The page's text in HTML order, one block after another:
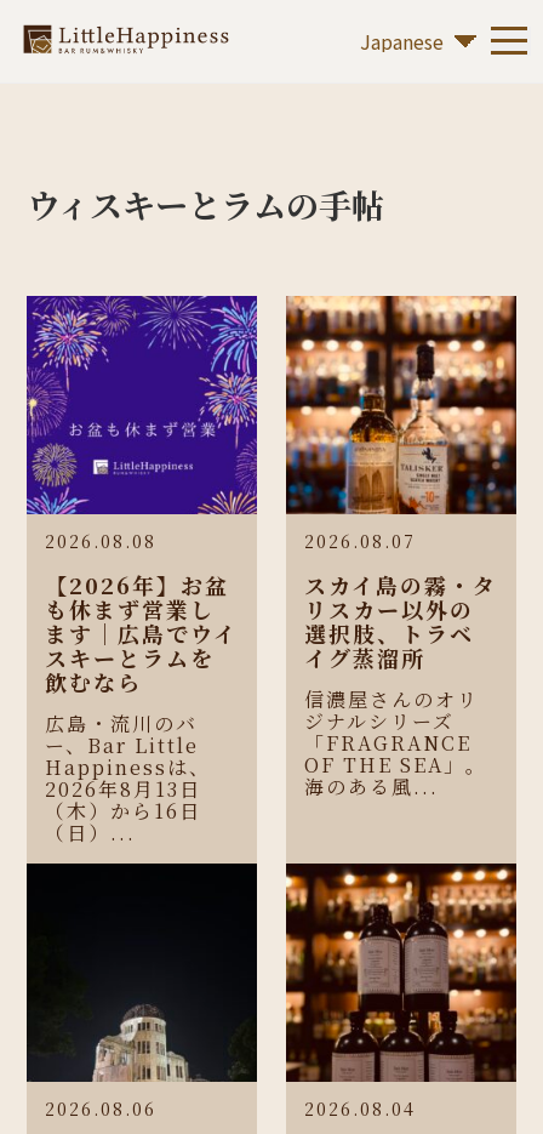
ウィスキーとラムの手帖
2026.08.08
【2026年】お盆
も休まず営業し
ます｜広島でウイ
スキーとラムを
飲むなら
広島・流川のバ
ー、Bar Little
Happinessは、
2026年8月13日
（木）から16日
（日）...
2026.08.07
スカイ島の霧・タ
リスカー以外の
選択肢、トラベ
イグ蒸溜所
信濃屋さんのオリ
ジナルシリーズ
「FRAGRANCE
OF THE SEA」。
海のある風...
2026.08.06 2026.08.04